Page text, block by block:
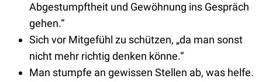
Abgestumpftheit und Gewöhnung ins Gespräch
gehen.“
Sich vor Mitgefühl zu schützen, „da man sonst
nicht mehr richtig denken könne.“
Man stumpfe an gewissen Stellen ab, was helfe.